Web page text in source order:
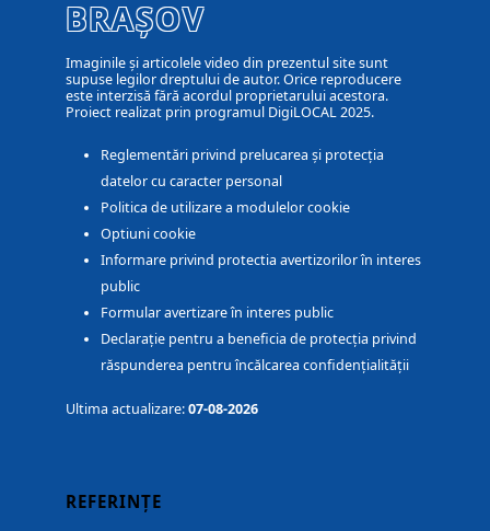
BRAȘOV
Imaginile și articolele video din prezentul site sunt
supuse legilor dreptului de autor. Orice reproducere
este interzisă fără acordul proprietarului acestora.
Proiect realizat prin programul DigiLOCAL 2025.
Reglementări privind prelucarea și protecția
datelor cu caracter personal
Politica de utilizare a modulelor cookie
Optiuni cookie
Informare privind protectia avertizorilor în interes
public
Formular avertizare în interes public
Declarație pentru a beneficia de protecția privind
răspunderea pentru încălcarea confidențialității
Ultima actualizare:07-08-2026
REFERINȚE